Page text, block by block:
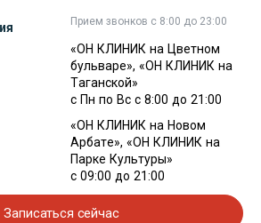
Прием звонков с 8:00 до 23:00
«ОН КЛИНИК на Цветном
бульваре», «ОН КЛИНИК на
Таганской»
с Пн по Вс с 8:00 до 21:00
«ОН КЛИНИК на Новом
Арбате», «ОН КЛИНИК на
Парке Культуры»
с 09:00 до 21:00
Записаться сейчас